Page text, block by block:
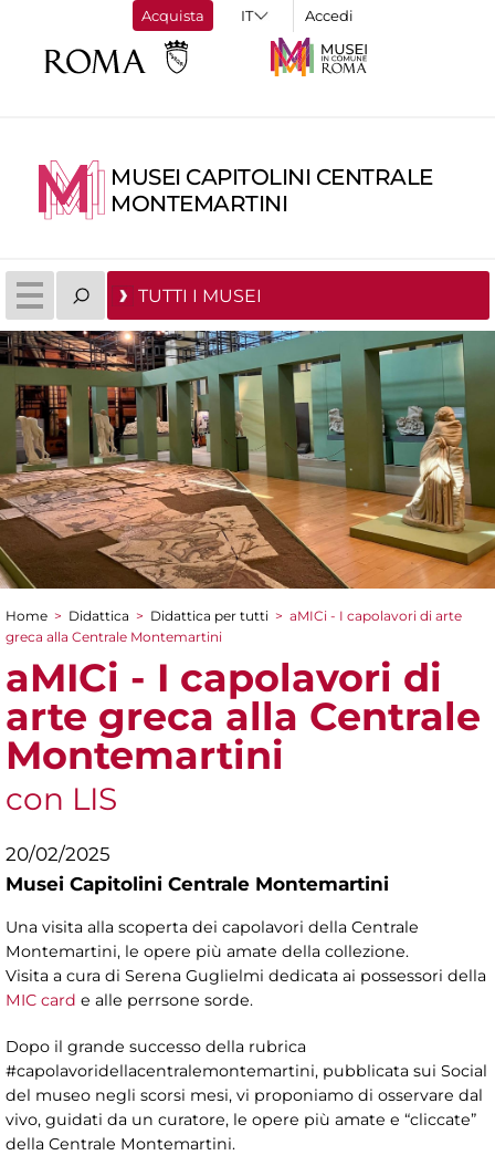
Acquista Accedi
MUSEI CAPITOLINI CENTRALE
MONTEMARTINI
TUTTI I MUSEI
Tu sei qui
Home > Didattica > Didattica per tutti > aMICi - I capolavori di arte
greca alla Centrale Montemartini
aMICi - I capolavori di
arte greca alla Centrale
Montemartini
con LIS
20/02/2025
Musei Capitolini Centrale Montemartini
Una visita alla scoperta dei capolavori della Centrale
Montemartini, le opere più amate della collezione.
Visita a cura di Serena Guglielmi dedicata ai possessori della
MIC card e alle perrsone sorde.
Dopo il grande successo della rubrica
#capolavoridellacentralemontemartini, pubblicata sui Social
del museo negli scorsi mesi, vi proponiamo di osservare dal
vivo, guidati da un curatore, le opere più amate e “cliccate”
della Centrale Montemartini.